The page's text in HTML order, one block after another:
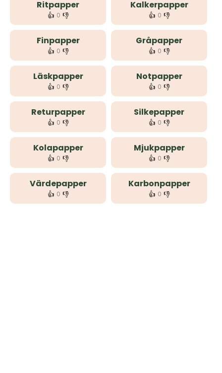
Ritpapper
👍 0 👎
Kalkerpapper
👍 0 👎
Finpapper
👍 0 👎
Gråpapper
👍 0 👎
Läskpapper
👍 0 👎
Notpapper
👍 0 👎
Returpapper
👍 0 👎
Silkepapper
👍 0 👎
Kolapapper
👍 0 👎
Mjukpapper
👍 0 👎
Värdepapper
👍 0 👎
Karbonpapper
👍 0 👎